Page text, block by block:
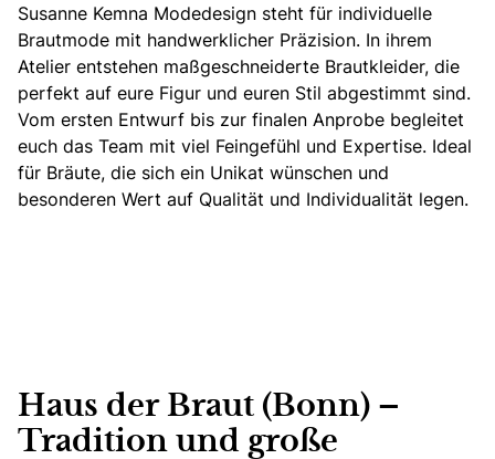
Susanne Kemna Modedesign steht für individuelle
Brautmode mit handwerklicher Präzision. In ihrem
Atelier entstehen maßgeschneiderte Brautkleider, die
perfekt auf eure Figur und euren Stil abgestimmt sind.
Vom ersten Entwurf bis zur finalen Anprobe begleitet
euch das Team mit viel Feingefühl und Expertise. Ideal
für Bräute, die sich ein Unikat wünschen und
besonderen Wert auf Qualität und Individualität legen.
Haus der Braut (Bonn) –
Tradition und große